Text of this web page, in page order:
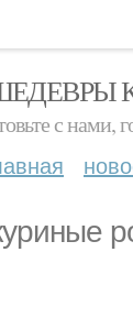
с нами,